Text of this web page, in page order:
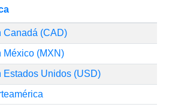
Canadá (CAD)
México (MXN)
Estados Unidos (USD)